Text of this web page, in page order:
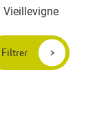
Vieillevigne
Filtrer